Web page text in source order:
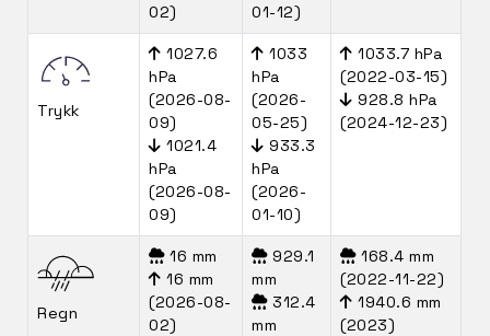
02)
01-12)
Trykk
1027.6
hPa
(2026-08-
09)
1021.4
hPa
(2026-08-
09)
1033
hPa
(2026-
05-25)
933.3
hPa
(2026-
01-10)
1033.7 hPa
(2022-03-15)
928.8 hPa
(2024-12-23)
Regn
16 mm
16 mm
(2026-08-
02)
929.1
mm
312.4
mm
168.4 mm
(2022-11-22)
1940.6 mm
(2023)